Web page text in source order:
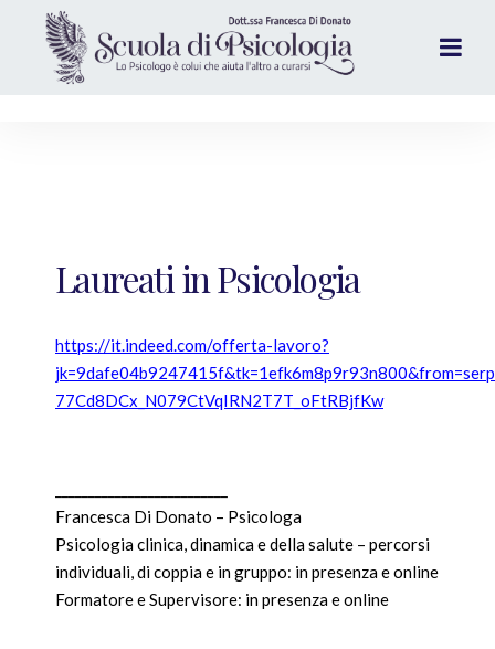
Laureati in Psicologia
https://it.indeed.com/offerta-lavoro?
77Cd8DCx_N079CtVqIRN2T7T_oFtRBjfKw
Francesca Di Donato – Psicologa
Psicologia clinica, dinamica e della salute – percorsi
individuali, di coppia e in gruppo: in presenza e online
Formatore e Supervisore: in presenza e online